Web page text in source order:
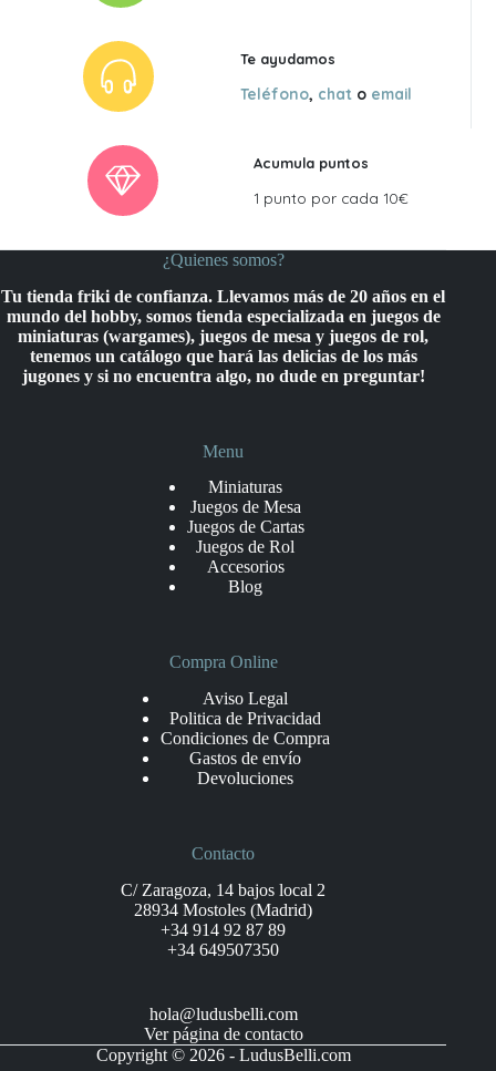
Te ayudamos
Teléfono, chat o email
Acumula puntos
1 punto por cada 10€
¿Quienes somos?
Tu tienda friki de confianza. Llevamos más de 20 años en el
mundo del hobby, somos tienda especializada en juegos de
miniaturas (wargames), juegos de mesa y juegos de rol,
tenemos un catálogo que hará las delicias de los más
jugones y si no encuentra algo, no dude en preguntar!
Menu
Miniaturas
Juegos de Mesa
Juegos de Cartas
Juegos de Rol
Accesorios
Blog
Compra Online
Aviso Legal
Politica de Privacidad
Condiciones de Compra
Gastos de envío
Devoluciones
Contacto
C/ Zaragoza, 14 bajos local 2
28934 Mostoles (Madrid)
+34 914 92 87 89
+34 649507350
hola@ludusbelli.com
Ver página de contacto
Copyright © 2026 - LudusBelli.com